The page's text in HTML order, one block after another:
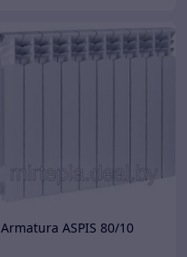
Armatura ASPIS 80/10